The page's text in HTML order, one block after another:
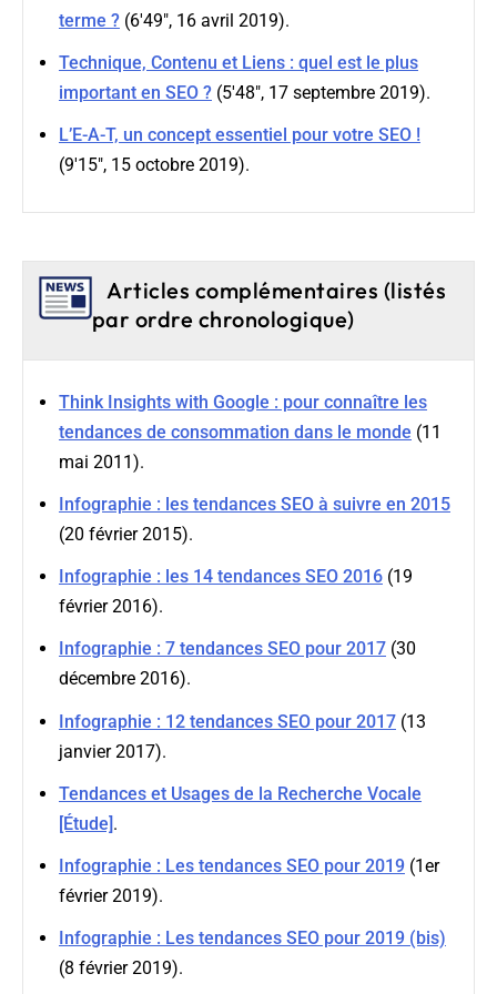
terme ?(6'49", 16 avril 2019).
Technique, Contenu et Liens : quel est le plus
important en SEO ?(5'48", 17 septembre 2019).
L’E-A-T, un concept essentiel pour votre SEO !
(9'15", 15 octobre 2019).
Articles complémentaires (listés
par ordre chronologique)
Think Insights with Google : pour connaître les
tendances de consommation dans le monde (11
mai 2011).
Infographie : les tendances SEO à suivre en 2015
(20 février 2015).
Infographie : les 14 tendances SEO 2016(19
février 2016).
Infographie : 7 tendances SEO pour 2017(30
décembre 2016).
Infographie : 12 tendances SEO pour 2017(13
janvier 2017).
Tendances et Usages de la Recherche Vocale
[Étude].
Infographie : Les tendances SEO pour 2019(1er
février 2019).
Infographie : Les tendances SEO pour 2019 (bis)
(8 février 2019).